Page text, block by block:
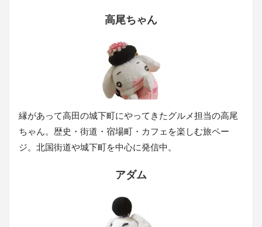
高尾ちゃん
縁があって高田の城下町にやってきたグルメ担当の高尾
ちゃん。歴史・街道・宿場町・カフェを楽しむ旅ペー
ジ。北国街道や城下町を中心に発信中。
アダム